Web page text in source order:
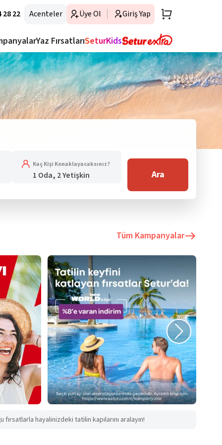
28 22 Acenteler Üye Ol Giriş Yap
Yaz FırsatlarıSeturKids
Kaç Kişi Konaklayacaksınız?
1 Oda, 2 Yetişkin Ara
Tüm Kampanyalar
hayalinizdeki tatilin kapılarını aralayın!